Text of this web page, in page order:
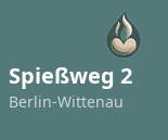
Spießweg 2
Berlin-Wittenau